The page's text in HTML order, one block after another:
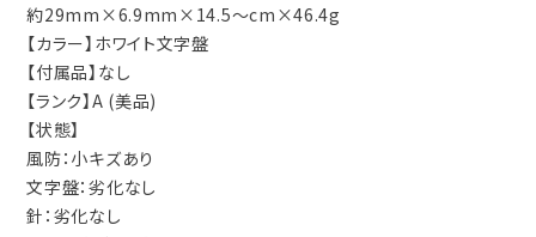
約29mm×6.9mm×14.5～cm×46.4g
【カラー】ホワイト文字盤
【付属品】なし
【ランク】A (美品)
【状態】
風防：小キズあり
文字盤：劣化なし
針：劣化なし